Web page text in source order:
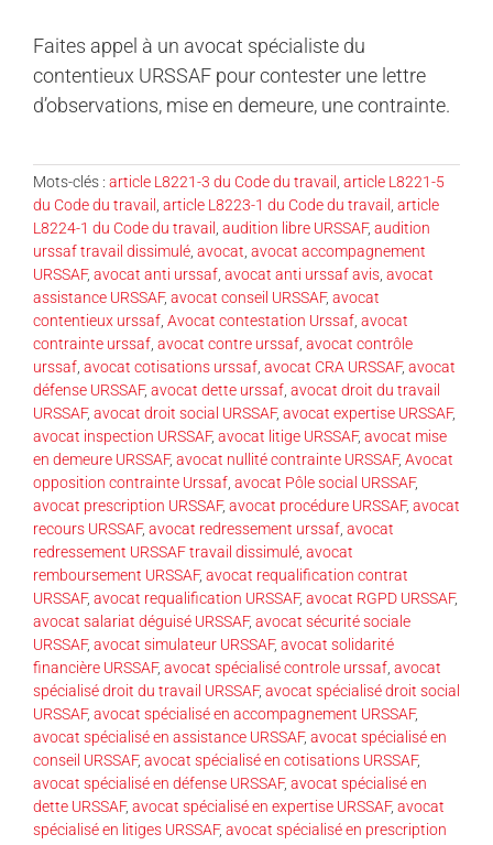
Faites appel à un avocat spécialiste du
contentieux URSSAF pour contester une lettre
d’observations, mise en demeure, une contrainte.
Mots-clés : article L8221-3 du Code du travail
article L8221-5
du Code du travail
article L8223-1 du Code du travail
article
L8224-1 du Code du travail
audition libre URSSAF, audition
urssaf travail dissimulé avocat avocat accompagnement
URSSAF, avocat anti urssaf avocat anti urssaf avis avocat
assistance URSSAF, avocat conseil URSSAF, avocat
contentieux urssaf Avocat contestation Urssaf avocat
contrainte urssaf avocat contre urssaf avocat contrôle
urssaf avocat cotisations urssaf avocat CRA URSSAF, avocat
défense URSSAF, avocat dette urssaf avocat droit du travail
URSSAF, avocat droit social URSSAF, avocat expertise URSSAF,
avocat inspection URSSAF, avocat litige URSSAF, avocat mise
en demeure URSSAF, avocat nullité contrainte URSSAF, Avocat
opposition contrainte Urssaf avocat Pôle social URSSAF,
avocat prescription URSSAF, avocat procédure URSSAF, avocat
recours URSSAF, avocat redressement urssaf avocat
redressement URSSAF travail dissimulé avocat
remboursement URSSAF, avocat requalification contrat
URSSAF, avocat requalification URSSAF, avocat RGPD URSSAF,
avocat salariat déguisé URSSAF, avocat sécurité sociale
URSSAF, avocat simulateur URSSAF, avocat solidarité
financière URSSAF, avocat spécialisé controle urssaf avocat
spécialisé droit du travail URSSAF, avocat spécialisé droit social
URSSAF, avocat spécialisé en accompagnement URSSAF,
avocat spécialisé en assistance URSSAF, avocat spécialisé en
conseil URSSAF, avocat spécialisé en cotisations URSSAF,
avocat spécialisé en défense URSSAF, avocat spécialisé en
dette URSSAF, avocat spécialisé en expertise URSSAF, avocat
spécialisé en litiges URSSAF, avocat spécialisé en prescription